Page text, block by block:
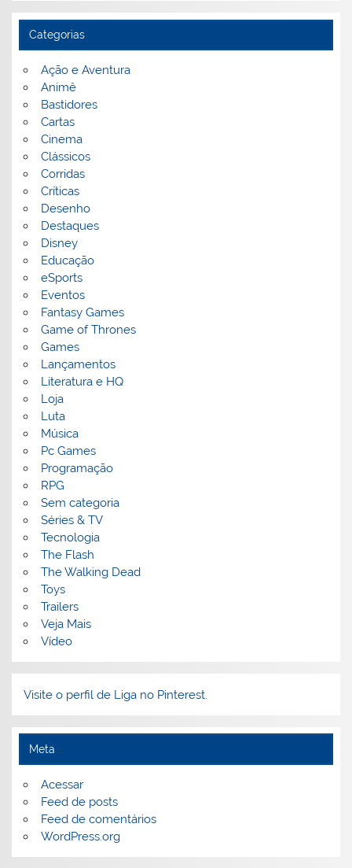
Categorias
Ação e Aventura
Animê
Bastidores
Cartas
Cinema
Clássicos
Corridas
Críticas
Desenho
Destaques
Disney
Educação
eSports
Eventos
Fantasy Games
Game of Thrones
Games
Lançamentos
Literatura e HQ
Loja
Luta
Música
Pc Games
Programação
RPG
Sem categoria
Séries & TV
Tecnologia
The Flash
The Walking Dead
Toys
Trailers
Veja Mais
Vídeo
Visite o perfil de Liga no Pinterest.
Meta
Acessar
Feed de posts
Feed de comentários
WordPress.org